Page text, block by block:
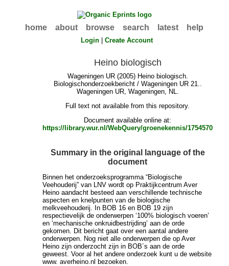
home about browse search latest help
Login |Create Account
Heino biologisch
Wageningen UR (2005) Heino biologisch.
Biologischonderzoekbericht / Wageningen UR 21..
Wageningen UR, Wageningen, NL.
Full text not available from this repository.
Document available online at:
https://library.wur.nl/WebQuery/groenekennis/1754570
Summary in the original language of the
document
Binnen het onderzoeksprogramma “Biologische
Veehouderij” van LNV wordt op Praktijkcentrum Aver
Heino aandacht besteed aan verschillende technische
aspecten en knelpunten van de biologische
melkveehouderij. In BOB 16 en BOB 19 zijn
respectievelijk de onderwerpen ‘100% biologisch voeren’
en ‘mechanische onkruidbestrijding’ aan de orde
gekomen. Dit bericht gaat over een aantal andere
onderwerpen. Nog niet alle onderwerpen die op Aver
Heino zijn onderzocht zijn in BOB´s aan de orde
geweest. Voor al het andere onderzoek kunt u de website
www. averheino.nl bezoeken.